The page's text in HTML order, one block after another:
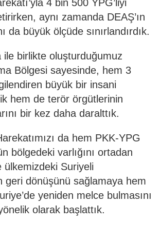
4 bin 500 YPG’liyi
aynı zamanda DEAŞ’ın
da büyük ölçüde sınırlandırdık.
ile birlikte oluşturduğumuz
Bölgesi sayesinde, hem 3
büyük bir insani
hem de terör örgütlerinin
bir kez daha daralttık.
da hem PKK-YPG
bölgedeki varlığını ortadan
ülkemizdeki Suriyeli
geri dönüşünü sağlamaya hem
yeniden melce bulmasını
olarak başlattık.